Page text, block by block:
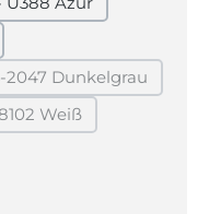
nicht verfügbar.)
2047 Dunkelgrau
(Diese Option ist
nicht verfügbar.)
Weiß
(Diese Option ist zurzeit
nicht verfügbar.)